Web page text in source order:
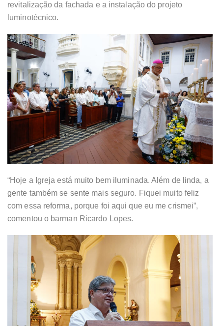
revitalização da fachada e a instalação do projeto
luminotécnico.
“Hoje a Igreja está muito bem iluminada. Além de linda, a
gente também se sente mais seguro. Fiquei muito feliz
com essa reforma, porque foi aqui que eu me crismei”,
comentou o barman Ricardo Lopes.